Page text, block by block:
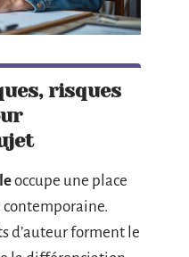
risques
occupe une place
contemporaine.
d’auteur forment le